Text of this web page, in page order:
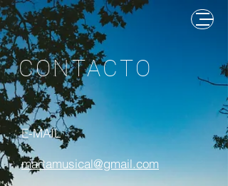
CONTACTO
E-MAIL
martamusical@gmail.com